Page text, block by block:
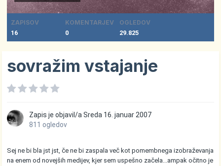
ZAPISOV
16
KOMENTARJEV
0
OGLEDOV
29.825
sovražim vstajanje
Zapis je objavil/aSreda 16. januar 2007
811 ogledov
Sej ne bi bla jst jst, če ne bi zaspala več kot pomembnega izobraževanja
na enem od novejših medijev, kjer sem uspešno začela...ampak očitno je